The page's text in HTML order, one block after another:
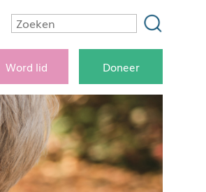
Word lid Doneer